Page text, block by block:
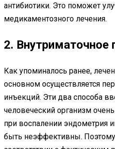
антибиотики. Это поможет
медикаментозного лечения.
2. Внутриматочное
Как упоминалось ранее,
основном осуществляется
инъекций. Эти два способа
человеческий организм
при воспалении эндометрия
быть неэффективны.